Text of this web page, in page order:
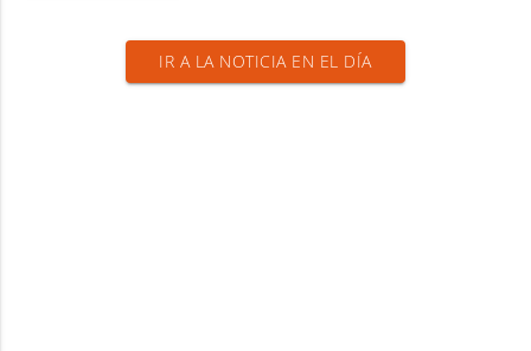
IR A LA NOTICIA EN EL DÍA